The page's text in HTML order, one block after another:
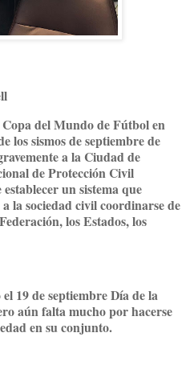
del Mundo de Fútbol en
los sismos de septiembre de
a la Ciudad de
de Protección Civil
un sistema que
la sociedad civil coordinarse de
los Estados, los
19 de septiembre Día de la
aún falta mucho por hacerse
en su conjunto.